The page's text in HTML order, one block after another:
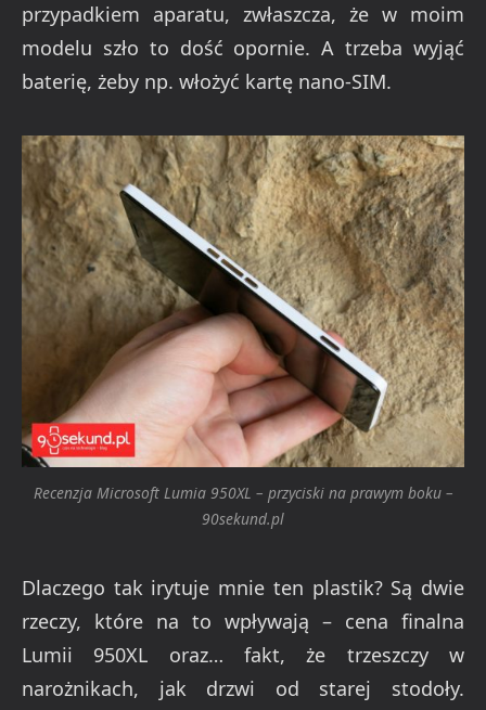
przypadkiem aparatu, zwłaszcza, że w moim
modelu szło to dość opornie. A trzeba wyjąć
baterię, żeby np. włożyć kartę nano-SIM.
Recenzja Microsoft Lumia 950XL – przyciski na prawym boku –
90sekund.pl
Dlaczego tak irytuje mnie ten plastik? Są dwie
rzeczy, które na to wpływają – cena finalna
Lumii 950XL oraz… fakt, że trzeszczy w
narożnikach, jak drzwi od starej stodoły.